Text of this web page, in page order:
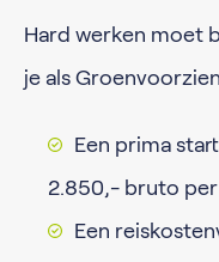
Hard werken moet
je als
Een prima
2.850,- bruto per
Een